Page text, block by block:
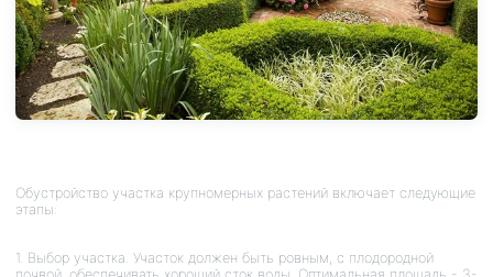
Обустройство участка крупномерных растений включает следующие
этапы:
1. Выбор участка. Участок должен быть ровным, с плодородной